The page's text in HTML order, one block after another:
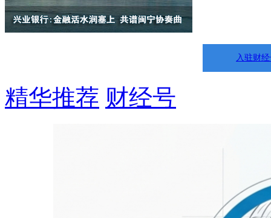
入驻财
精华推荐 财经号